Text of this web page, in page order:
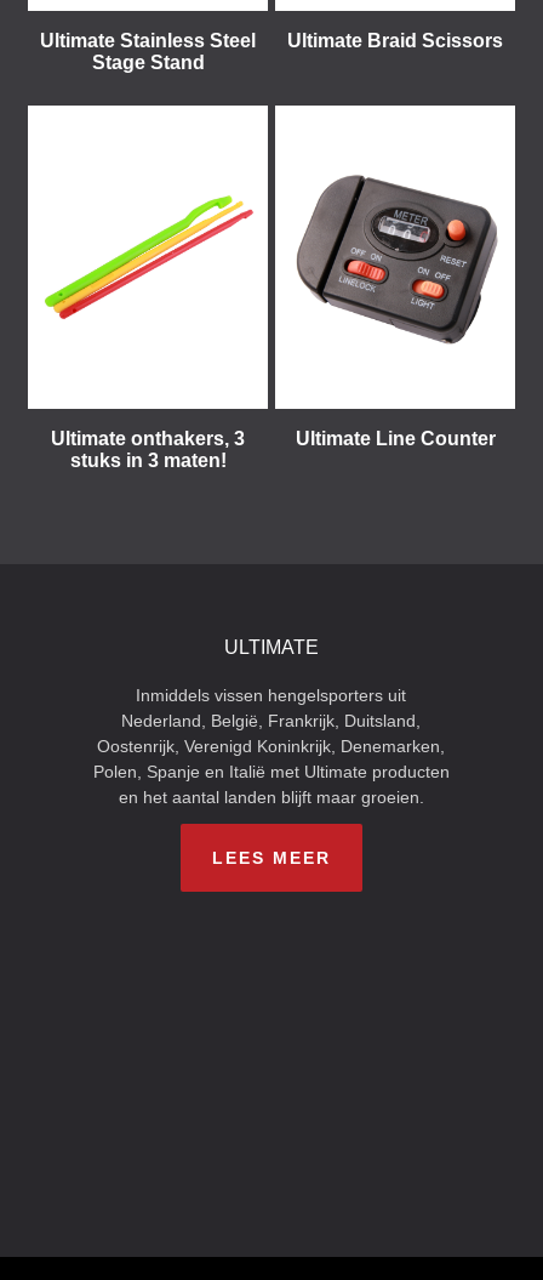
Ultimate Stainless Steel
Stage Stand
Ultimate Braid Scissors
Ultimate onthakers, 3
stuks in 3 maten!
Ultimate Line Counter
ULTIMATE
Inmiddels vissen hengelsporters uit
Nederland, België, Frankrijk, Duitsland,
Oostenrijk, Verenigd Koninkrijk, Denemarken,
Polen, Spanje en Italië met Ultimate producten
en het aantal landen blijft maar groeien.
LEES MEER